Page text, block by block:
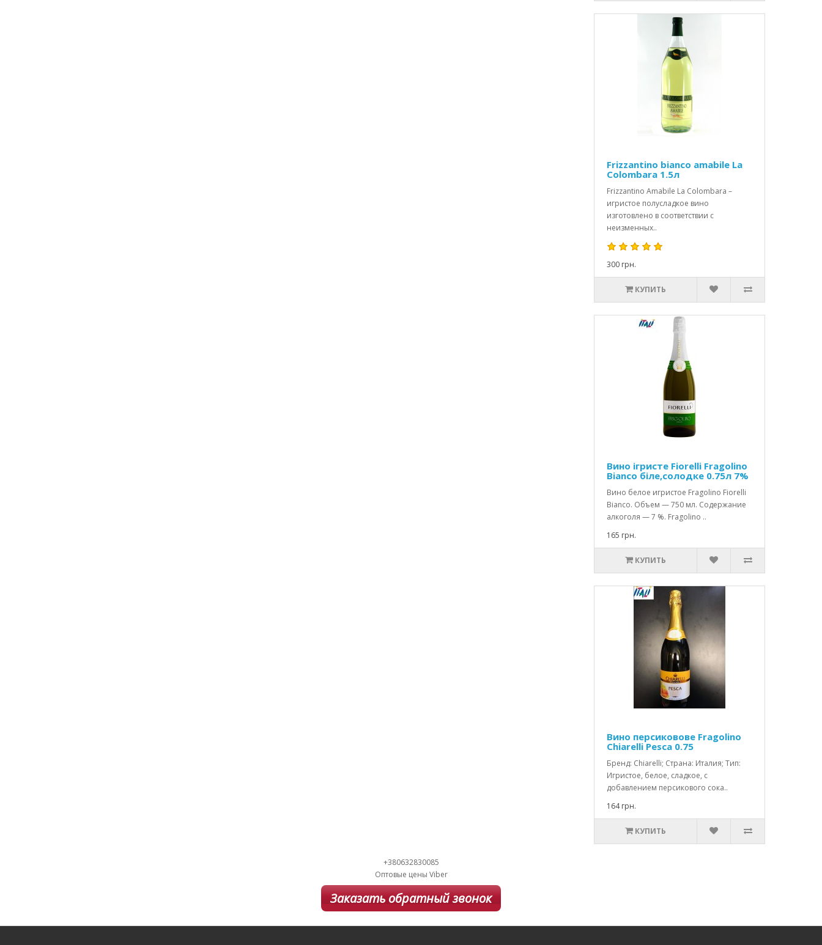
Frizzantino bianco amabile La
Colombara 1.5л
Frizzantino Amabile La Colombara –
игристое полусладкое вино
изготовлено в соответствии с
неизменных..
300 грн.
КУПИТЬ
Вино ігристе Fiorelli Fragolino
Bianco біле,солодке 0.75л 7%
Вино белое игристое Fragolino Fiorelli
Bianco. Объем — 750 мл. Содержание
алкоголя — 7 %. Fragolino ..
165 грн.
КУПИТЬ
Вино персиковове Fragolino
Chiarelli Pesca 0.75
Бренд: Chiarelli; Страна: Италия; Тип:
Игристое, белое, сладкое, с
добавлением персикового сока..
164 грн.
КУПИТЬ
+380632830085
Оптовые цены Viber
Заказать обратный звонок